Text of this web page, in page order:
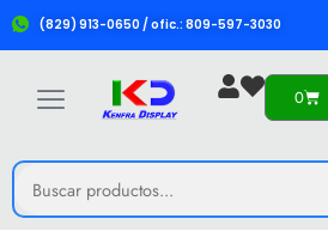
(829) 913-0650 / ofic.: 809-597-3030
0